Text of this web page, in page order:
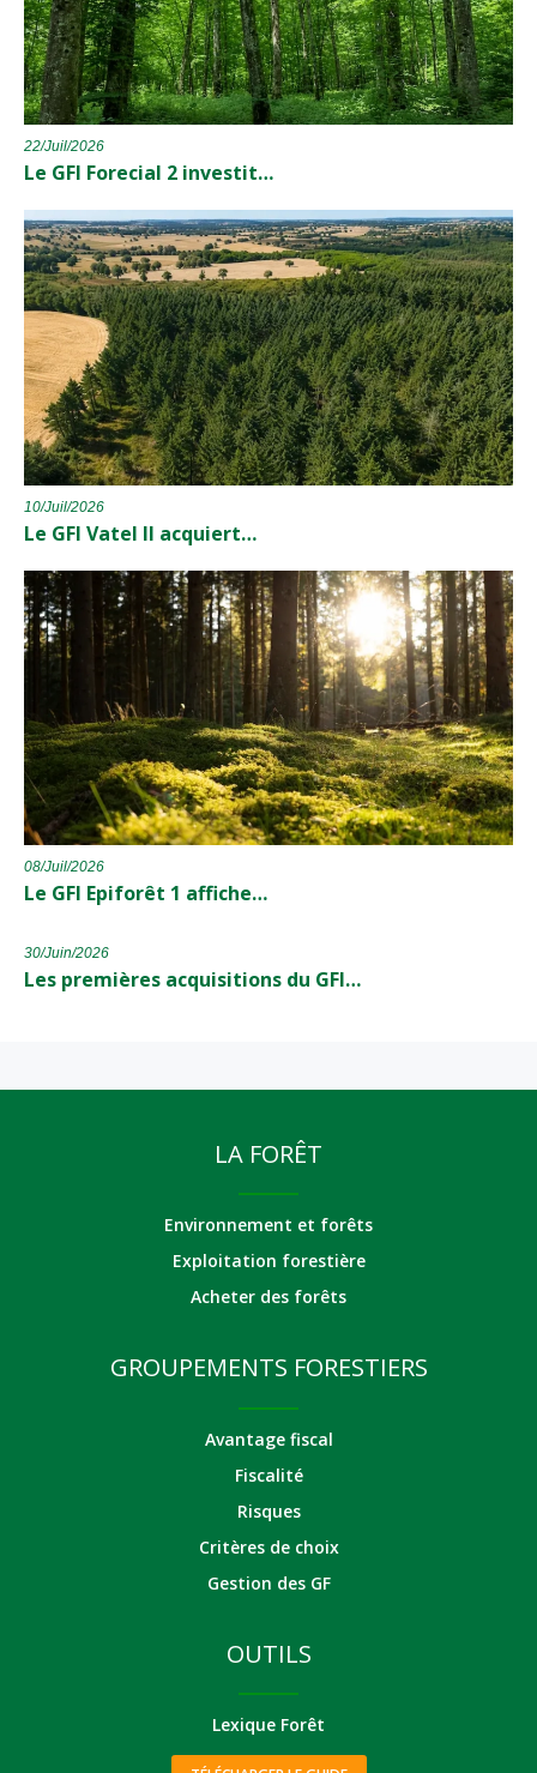
22/Juil/2026
Le GFI Forecial 2 investit…
10/Juil/2026
Le GFI Vatel II acquiert…
08/Juil/2026
Le GFI Epiforêt 1 affiche…
30/Juin/2026
Les premières acquisitions du GFI…
LA FORÊT
Environnement et forêts
Exploitation forestière
Acheter des forêts
GROUPEMENTS FORESTIERS
Avantage fiscal
Fiscalité
Risques
Critères de choix
Gestion des GF
OUTILS
Lexique Forêt